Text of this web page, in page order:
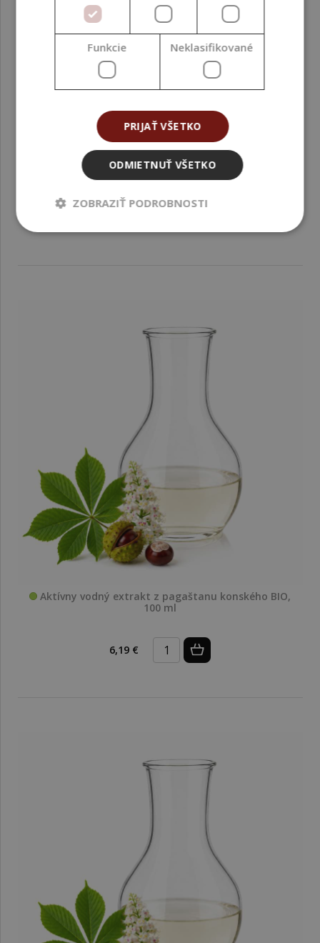
Aktívny vodný extrakt z pagaštanu konského BIO, 1
Aktívny vodný extrakt z pagaštanu konského BIO,
100 ml
6,19 €
Funkcie Neklasifikované
PRIJAŤ VŠETKO
ODMIETNUŤ VŠETKO
ZOBRAZIŤ PODROBNOSTI